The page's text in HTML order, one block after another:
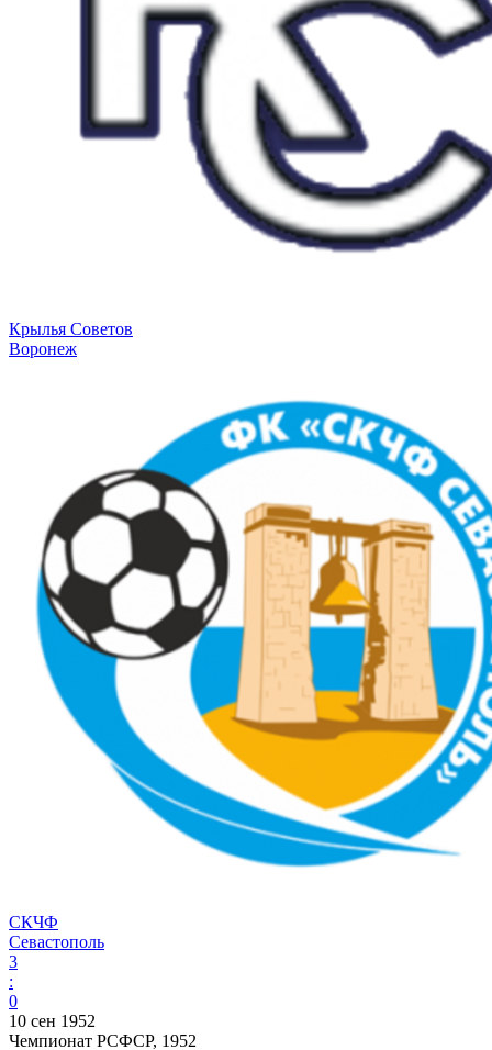
Крылья Советов
Воронеж
СКЧФ
Севастополь
3
:
0
10 сен 1952
Чемпионат РСФСР, 1952